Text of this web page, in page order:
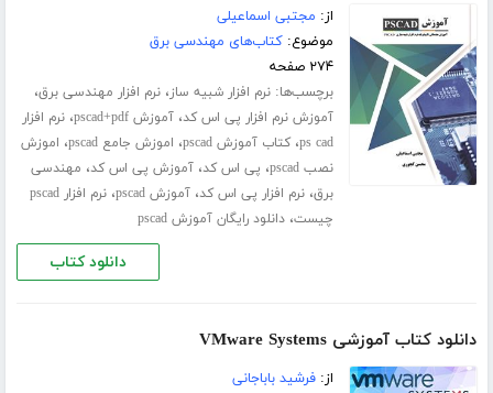
از: مجتبی اسماعیلی
موضوع:کتاب‌های مهندسی برق
۲۷۴ صفحه
برچسب‌ها:نرم افزار شبیه ساز،نرم افزار مهندسی برق،
آموزش نرم افزار پی اس کد،آموزش pscad+pdf ،نرم افزار
ps cad،کتاب آموزش pscad ، اموزش جامع pscad ، اموزش
نصب pscad
، پی اس کد،آموزش پی اس کد، مهندسی
برق،نرم افزار پی اس کد،آموزش pscad ،
نرم افزار pscad
چیست،دانلود رایگان آموزش pscad
دانلود کتاب
دانلود کتاب آموزشی VMware Systems
از:فرشید باباجانی